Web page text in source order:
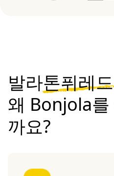
발라톤퓌레
왜 Bonjola
까요?